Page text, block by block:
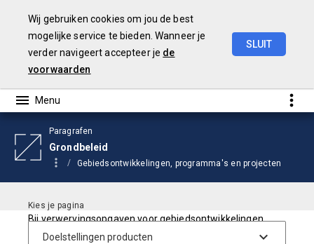
Wij gebruiken cookies om jou de best
mogelijke service te bieden. Wanneer je
verder navigeert accepteer je de
voorwaarden
SLUIT
Paragrafen
Grondbeleid
Gebiedsontwikkelingen, programma's en projecten
Bij verwervingsopgaven voor gebiedsontwikkelingen,
programma's en projecten, zoals bijvoorbeeld